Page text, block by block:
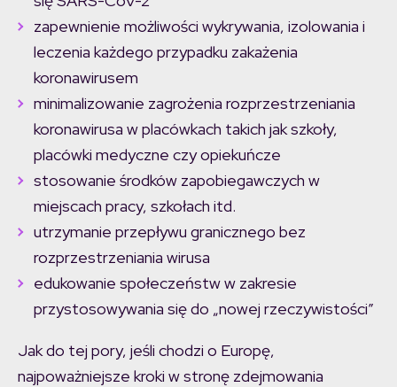
zapewnienie możliwości wykrywania, izolowania i
leczenia każdego przypadku zakażenia
koronawirusem
minimalizowanie zagrożenia rozprzestrzeniania
koronawirusa w placówkach takich jak szkoły,
placówki medyczne czy opiekuńcze
stosowanie środków zapobiegawczych w
miejscach pracy, szkołach itd.
utrzymanie przepływu granicznego bez
rozprzestrzeniania wirusa
edukowanie społeczeństw w zakresie
przystosowywania się do „nowej rzeczywistości”
Jak do tej pory, jeśli chodzi o Europę,
najpoważniejsze kroki w stronę zdejmowania